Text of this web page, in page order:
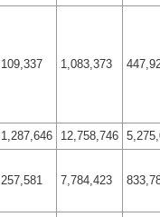
109,337 1,083,373
1,287,646 12,758,746
257,581 7,784,423